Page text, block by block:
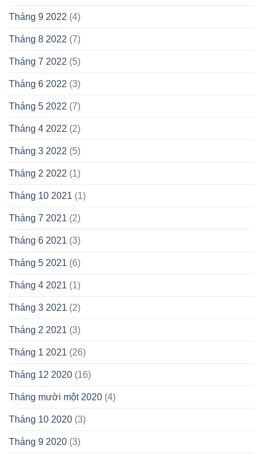
Tháng 9 2022 (4)
Tháng 8 2022 (7)
Tháng 7 2022 (5)
Tháng 6 2022 (3)
Tháng 5 2022 (7)
Tháng 4 2022 (2)
Tháng 3 2022 (5)
Tháng 2 2022 (1)
Tháng 10 2021 (1)
Tháng 7 2021 (2)
Tháng 6 2021 (3)
Tháng 5 2021 (6)
Tháng 4 2021 (1)
Tháng 3 2021 (2)
Tháng 2 2021 (3)
Tháng 1 2021 (26)
Tháng 12 2020 (16)
Tháng mười một 2020 (4)
Tháng 10 2020 (3)
Tháng 9 2020 (3)